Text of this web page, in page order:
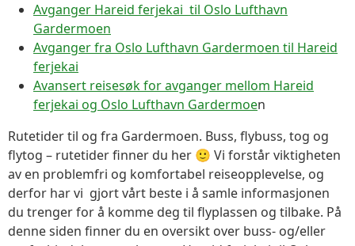
Avganger Hareid ferjekai til Oslo Lufthavn
Gardermoen
Avganger fra Oslo Lufthavn Gardermoen til Hareid
ferjekai
Avansert reisesøk for avganger mellom Hareid
ferjekai og Oslo Lufthavn Gardermoen
Rutetider til og fra Gardermoen. Buss, flybuss, tog og
flytog – rutetider finner du her 🙂 Vi forstår viktigheten
av en problemfri og komfortabel reiseopplevelse, og
derfor har vi gjort vårt beste i å samle informasjonen
du trenger for å komme deg til flyplassen og tilbake. På
denne siden finner du en oversikt over buss- og/eller